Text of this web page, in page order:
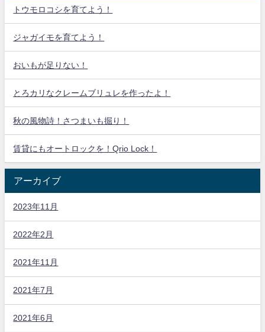
トウモロコシを育てよう！
ジャガイモを育てよう！
おいもが足りない！
とろカリなクレームブリュレを作ったよ！
秋の風物詩！さつまいも掘り！
賃貸にもオートロックを！Qrio Lock！
アーカイブ
2023年11月
2022年2月
2021年11月
2021年7月
2021年6月